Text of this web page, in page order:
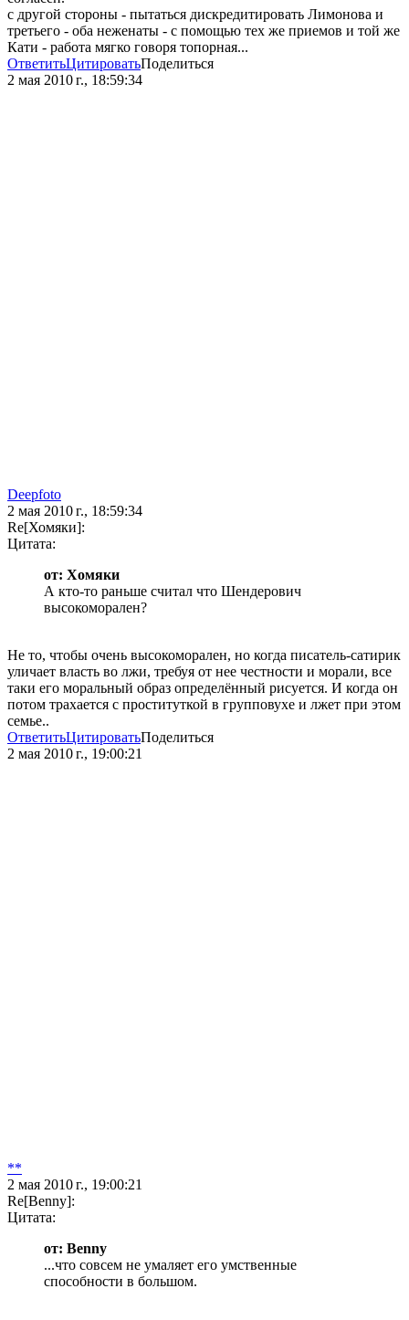
с другой стороны - пытаться дискредитировать Лимонова и
третьего - оба неженаты - с помощью тех же приемов и той же
Кати - работа мягко говоря топорная...
ОтветитьЦитироватьПоделиться
2 мая 2010 г., 18:59:34
Deepfoto
2 мая 2010 г., 18:59:34
Re[Хомяки]:
Цитата:
от: Хомяки
А кто-то раньше считал что Шендерович
высокоморален?
Не то, чтобы очень высокоморален, но когда писатель-сатирик
уличает власть во лжи, требуя от нее честности и морали, все
таки его моральный образ определённый рисуется. И когда он
потом трахается с проституткой в групповухе и лжет при этом
семье..
ОтветитьЦитироватьПоделиться
2 мая 2010 г., 19:00:21
**
2 мая 2010 г., 19:00:21
Re[Benny]:
Цитата:
от: Benny
...что совсем не умаляет его умственные
способности в большом.